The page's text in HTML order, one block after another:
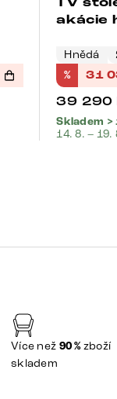
akácie
Hnědá
% 31
39 290
Skladem >
14. 8. – 19.
Více než 90 %zboží
skladem